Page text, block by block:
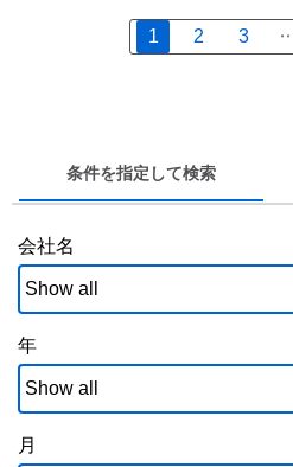
1 2 3
条件を指定して検索
会社名
年
月